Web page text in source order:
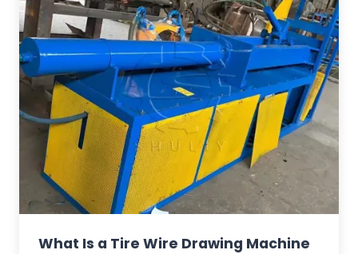
What Is a Tire Wire Drawing Machine